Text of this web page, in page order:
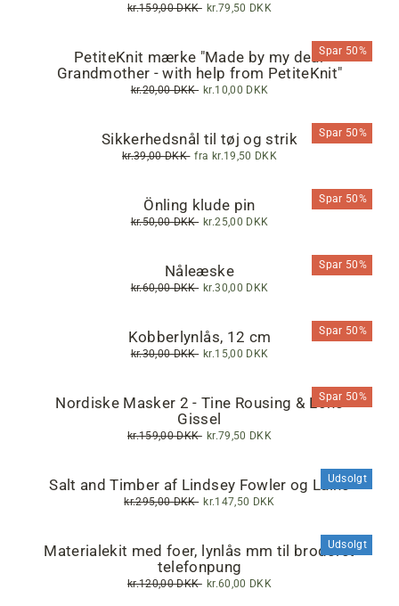
Normalpris
kr.159,00 DKK Tilbudspris
kr.79,50 DKK
Spar 50%
PetiteKnit mærke "Made by my dear
Grandmother - with help from PetiteKnit"
Normalpris
kr.20,00 DKK Tilbudspris
kr.10,00 DKK
Spar 50%
Sikkerhedsnål til tøj og strik
Normalpris
kr.39,00 DKK Tilbudspris
fra kr.19,50 DKK
Spar 50%
Önling klude pin
Normalpris
kr.50,00 DKK Tilbudspris
kr.25,00 DKK
Spar 50%
Nåleæske
Normalpris
kr.60,00 DKK Tilbudspris
kr.30,00 DKK
Spar 50%
Kobberlynlås, 12 cm
Normalpris
kr.30,00 DKK Tilbudspris
kr.15,00 DKK
Spar 50%
Nordiske Masker 2 - Tine Rousing & Lone
Gissel
Normalpris
kr.159,00 DKK Tilbudspris
kr.79,50 DKK
Udsolgt
Salt and Timber af Lindsey Fowler og Laine
Normalpris
kr.295,00 DKK Tilbudspris
kr.147,50 DKK
Udsolgt
Materialekit med foer, lynlås mm til broderet
telefonpung
Normalpris
kr.120,00 DKK Tilbudspris
kr.60,00 DKK